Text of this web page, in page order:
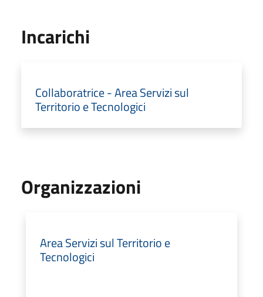
Incarichi
Collaboratrice - Area Servizi sul
Territorio e Tecnologici
Organizzazioni
Area Servizi sul Territorio e
Tecnologici